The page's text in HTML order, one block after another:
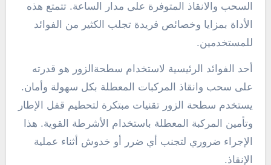
السحب والانقاذ المتوفرة على مدار الساعة. تتمتع هذه
الأداة بمزايا وخصائص فريدة تجلب الكثير من الفوائد
للمستخدمين.
أحد الفوائد الرئيسية لاستخدام سطحةالزور هو قدرته
على سحب وانقاذ المركبات المعطلة بكل سهولة وأمان.
يستخدم سطحة الزور تقنيات مبتكرة لتحطيم قفل الإطار
وتأمين المركبة المعطلة باستخدام الأشرطة القوية. هذا
الإجراء ضروري لتجنب أي ضرر أو خدوش أثناء عملية
الإنقاذ.